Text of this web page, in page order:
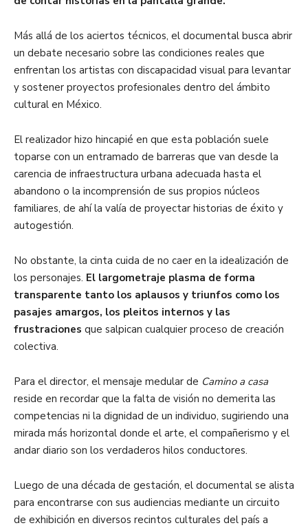
Más allá de los aciertos técnicos, el documental busca abrir
un debate necesario sobre las condiciones reales que
enfrentan los artistas con discapacidad visual para levantar
y sostener proyectos profesionales dentro del ámbito
cultural en México.
El realizador hizo hincapié en que esta población suele
toparse con un entramado de barreras que van desde la
carencia de infraestructura urbana adecuada hasta el
abandono o la incomprensión de sus propios núcleos
familiares, de ahí la valía de proyectar historias de éxito y
autogestión.
No obstante, la cinta cuida de no caer en la idealización de
los personajes. El largometraje plasma de forma
transparente tanto los aplausos y triunfos como los
pasajes amargos, los pleitos internos y las
frustraciones que salpican cualquier proceso de creación
colectiva.
Para el director, el mensaje medular de Camino a casa
reside en recordar que la falta de visión no demerita las
competencias ni la dignidad de un individuo, sugiriendo una
mirada más horizontal donde el arte, el compañerismo y el
andar diario son los verdaderos hilos conductores.
Luego de una década de gestación, el documental se alista
para encontrarse con sus audiencias mediante un circuito
de exhibición en diversos recintos culturales del país a